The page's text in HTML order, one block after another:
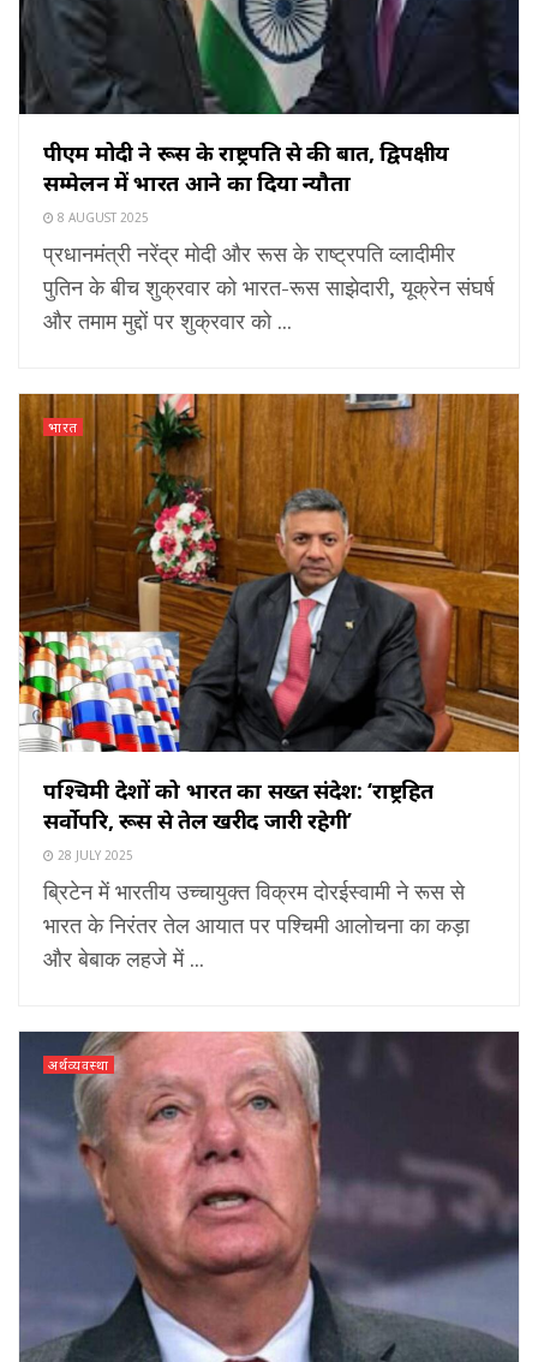
पीएम मोदी ने रूस के राष्ट्रपति से की बात, द्विपक्षीय
सम्मेलन में भारत आने का दिया न्यौता
8 AUGUST 2025
प्रधानमंत्री नरेंद्र मोदी और रूस के राष्ट्रपति व्लादीमीर
पुतिन के बीच शुक्रवार को भारत-रूस साझेदारी, यूक्रेन संघर्ष
और तमाम मुद्दों पर शुक्रवार को ...
भारत
पश्चिमी देशों को भारत का सख्त संदेश: ‘राष्ट्रहित
सर्वोपरि, रूस से तेल खरीद जारी रहेगी’
28 JULY 2025
ब्रिटेन में भारतीय उच्चायुक्त विक्रम दोरईस्वामी ने रूस से
भारत के निरंतर तेल आयात पर पश्चिमी आलोचना का कड़ा
और बेबाक लहजे में ...
अर्थव्यवस्था